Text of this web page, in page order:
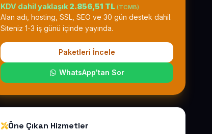
KDV dahil yaklaşık 2.856,51 TL (TCMB)
Alan adı, hosting, SSL, SEO ve 30 gün destek dahil.
Siteniz 1-3 iş günü içinde yayında.
Paketleri İncele
WhatsApp'tan Sor
Öne Çıkan Hizmetler